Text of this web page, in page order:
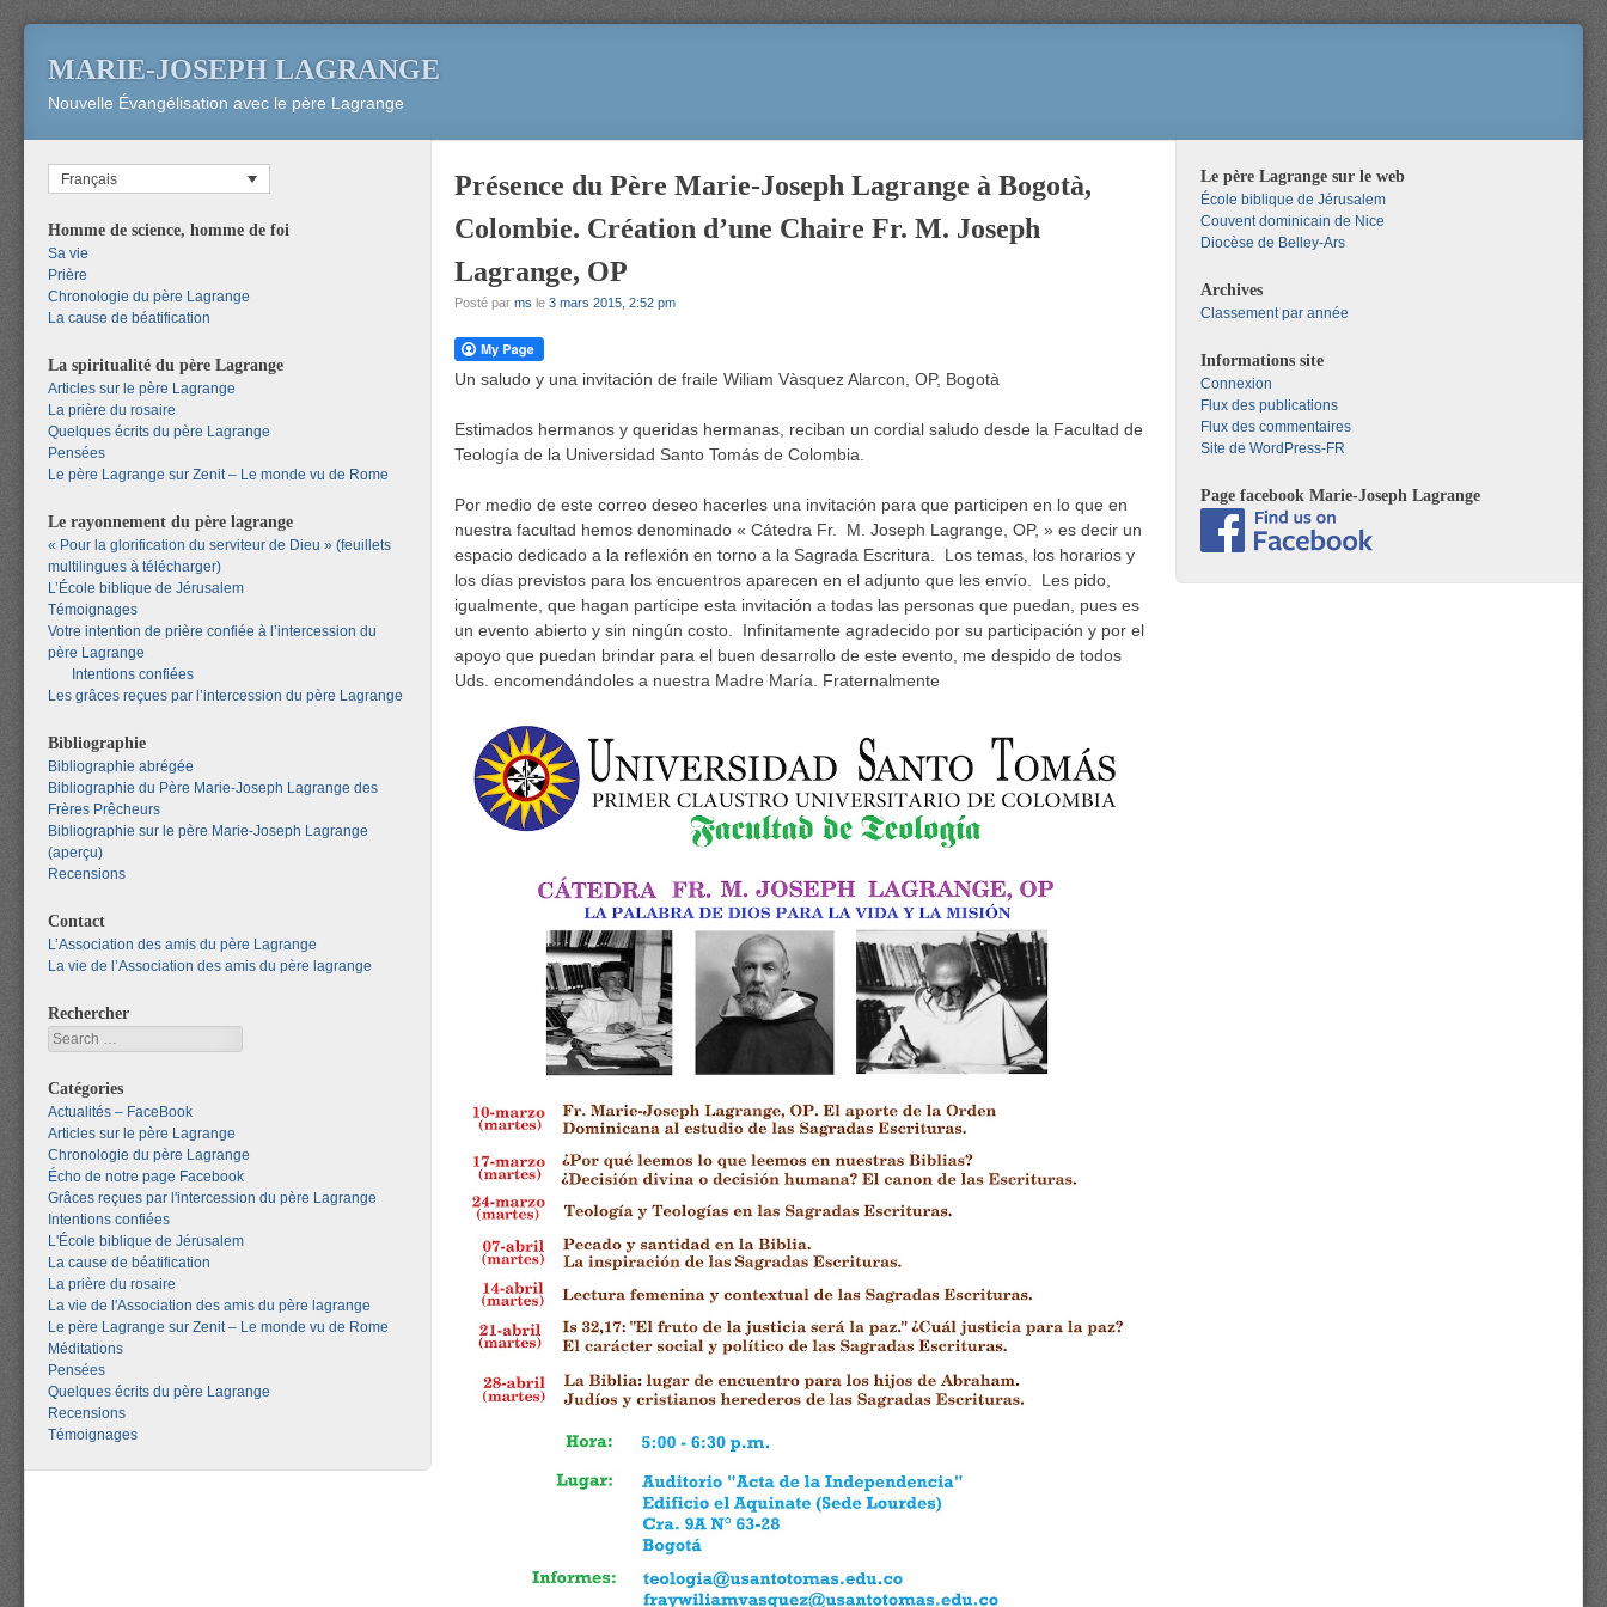
MARIE-JOSEPH LAGRANGE
Nouvelle Évangélisation avec le père Lagrange
Présence du Père Marie-Joseph Lagrange à Bogotà,
Colombie. Création d’une Chaire Fr. M. Joseph
Lagrange, OP
Posté par ms le 3 mars 2015, 2:52 pm
Un saludo y una invitación de fraile Wiliam Vàsquez Alarcon, OP, Bogotà
Estimados hermanos y queridas hermanas, reciban un cordial saludo desde la Facultad de
Teología de la Universidad Santo Tomás de Colombia.
Por medio de este correo deseo hacerles una invitación para que participen en lo que en
nuestra facultad hemos denominado « Cátedra Fr. M. Joseph Lagrange, OP, » es decir un
espacio dedicado a la reflexión en torno a la Sagrada Escritura. Los temas, los horarios y
los días previstos para los encuentros aparecen en el adjunto que les envío. Les pido,
igualmente, que hagan partícipe esta invitación a todas las personas que puedan, pues es
un evento abierto y sin ningún costo. Infinitamente agradecido por su participación y por el
apoyo que puedan brindar para el buen desarrollo de este evento, me despido de todos
Uds. encomendándoles a nuestra Madre María. Fraternalmente
Français
Homme de science, homme de foi
Sa vie
Prière
Chronologie du père Lagrange
La cause de béatification
La spiritualité du père Lagrange
Articles sur le père Lagrange
La prière du rosaire
Quelques écrits du père Lagrange
Pensées
Le père Lagrange sur Zenit – Le monde vu de Rome
Le rayonnement du père lagrange
« Pour la glorification du serviteur de Dieu » (feuillets
multilingues à télécharger)
L’École biblique de Jérusalem
Témoignages
Votre intention de prière confiée à l’intercession du
père Lagrange
Intentions confiées
Les grâces reçues par l’intercession du père Lagrange
Bibliographie
Bibliographie abrégée
Bibliographie du Père Marie-Joseph Lagrange des
Frères Prêcheurs
Bibliographie sur le père Marie-Joseph Lagrange
(aperçu)
Recensions
Contact
L’Association des amis du père Lagrange
La vie de l’Association des amis du père lagrange
Rechercher
Search
Catégories
Actualités – FaceBook
Articles sur le père Lagrange
Chronologie du père Lagrange
Écho de notre page Facebook
Grâces reçues par l'intercession du père Lagrange
Intentions confiées
L'École biblique de Jérusalem
La cause de béatification
La prière du rosaire
La vie de l'Association des amis du père lagrange
Le père Lagrange sur Zenit – Le monde vu de Rome
Méditations
Pensées
Quelques écrits du père Lagrange
Recensions
Témoignages
Le père Lagrange sur le web
École biblique de Jérusalem
Couvent dominicain de Nice
Diocèse de Belley-Ars
Archives
Classement par année
Informations site
Connexion
Flux des publications
Flux des commentaires
Site de WordPress-FR
Page facebook Marie-Joseph Lagrange